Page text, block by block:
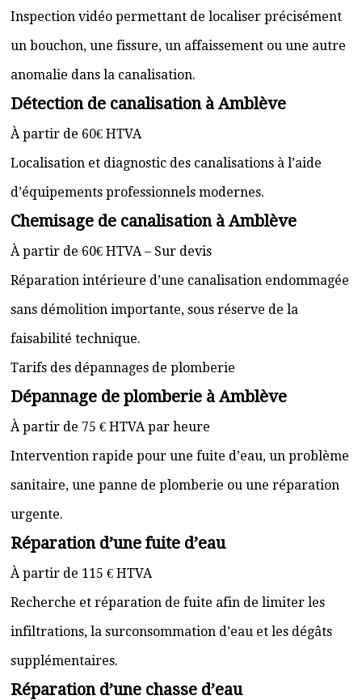
Inspection vidéo permettant de localiser précisément
un bouchon, une fissure, un affaissement ou une autre
anomalie dans la canalisation.
Détection de canalisation à Amblève
À partir de 60€ HTVA
Localisation et diagnostic des canalisations à l’aide
d’équipements professionnels modernes.
Chemisage de canalisation à Amblève
À partir de 60€ HTVA – Sur devis
Réparation intérieure d’une canalisation endommagée
sans démolition importante, sous réserve de la
faisabilité technique.
Tarifs des dépannages de plomberie
Dépannage de plomberie à Amblève
À partir de 75 € HTVA par heure
Intervention rapide pour une fuite d’eau, un problème
sanitaire, une panne de plomberie ou une réparation
urgente.
Réparation d’une fuite d’eau
À partir de 115 € HTVA
Recherche et réparation de fuite afin de limiter les
infiltrations, la surconsommation d’eau et les dégâts
supplémentaires.
Réparation d’une chasse d’eau